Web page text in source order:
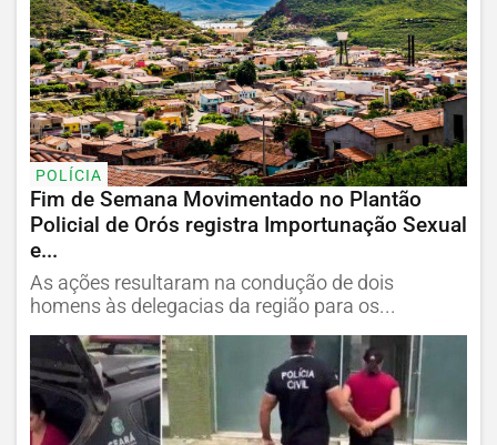
POLÍCIA
Fim de Semana Movimentado no Plantão
Policial de Orós registra Importunação Sexual
e...
As ações resultaram na condução de dois
homens às delegacias da região para os...